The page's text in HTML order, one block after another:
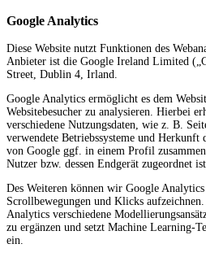
Google Analytics
Diese Website nutzt Funktionen des
Anbieter ist die Google Ireland Limited
Street, Dublin 4, Irland.
Google Analytics ermöglicht es dem
Websitebesucher zu analysieren. Hierbei
verschiedene Nutzungsdaten, wie z. B.
verwendete Betriebssysteme und Herkunft
von Google ggf. in einem Profil
Nutzer bzw. dessen Endgerät zugeordnet ist.
Des Weiteren können wir Google
Scrollbewegungen und Klicks
Analytics verschiedene
zu ergänzen und setzt Machine Learning-
ein.